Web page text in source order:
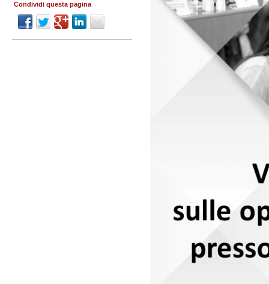
Condividi questa pagina